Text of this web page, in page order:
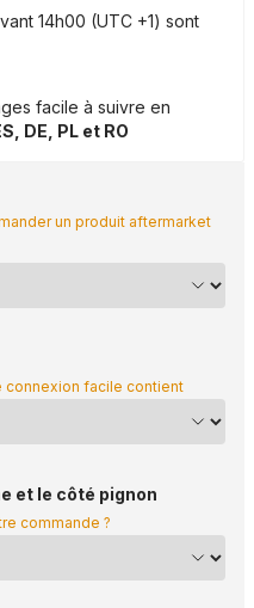
14h00 (UTC +1) sont
facile à suivre en
DE, PL et RO
un produit aftermarket
connexion facile contient
et le côté pignon
commande ?